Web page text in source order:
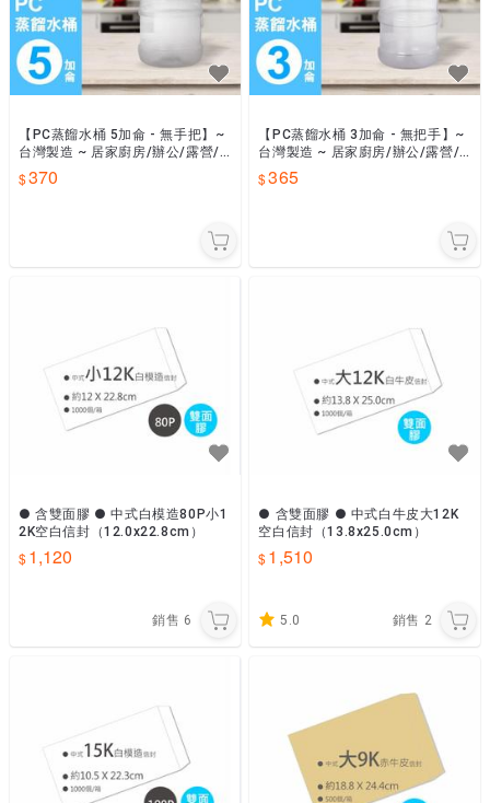
【PC蒸餾水桶 5加侖 - 無手把】~
台灣製造 ~ 居家廚房/辦公/露營/
泡茶/飲用水/桶裝水【SU-813W】
370
【PC蒸餾水桶 3加侖 - 無把手】~
台灣製造 ~ 居家廚房/辦公/露營/
泡茶/飲用水/桶裝水【SU-817W】
365
● 含雙面膠 ● 中式白模造80P小1
2K空白信封（12.0x22.8cm）
1,120
銷售 6
● 含雙面膠 ● 中式白牛皮大12K
空白信封（13.8x25.0cm）
1,510
5.0 銷售 2